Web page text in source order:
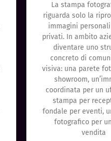
La stampa
riguarda solo la
immagini
privati. In ambito
diventare uno
concreto di
visiva: una parete
showroom,
coordinata per un
stampa per
fondale per eventi,
fotografico per
vendita